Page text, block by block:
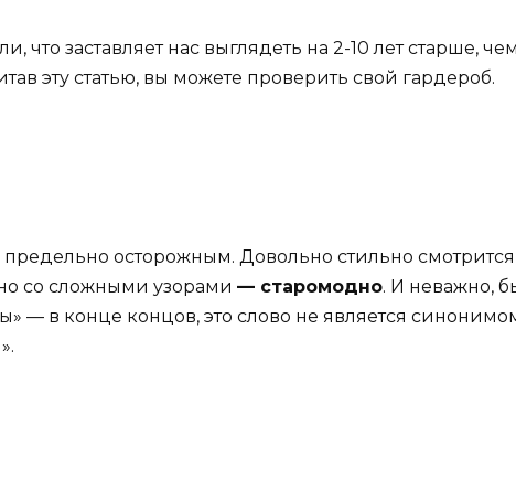
что заставляет нас выглядеть на 2-10 лет старше,
эту статью, вы можете проверить свой гардероб.
осторожным. Довольно стильно смотрится
со сложными узорами — старомодно. И неважно,
— в конце концов, это слово не является